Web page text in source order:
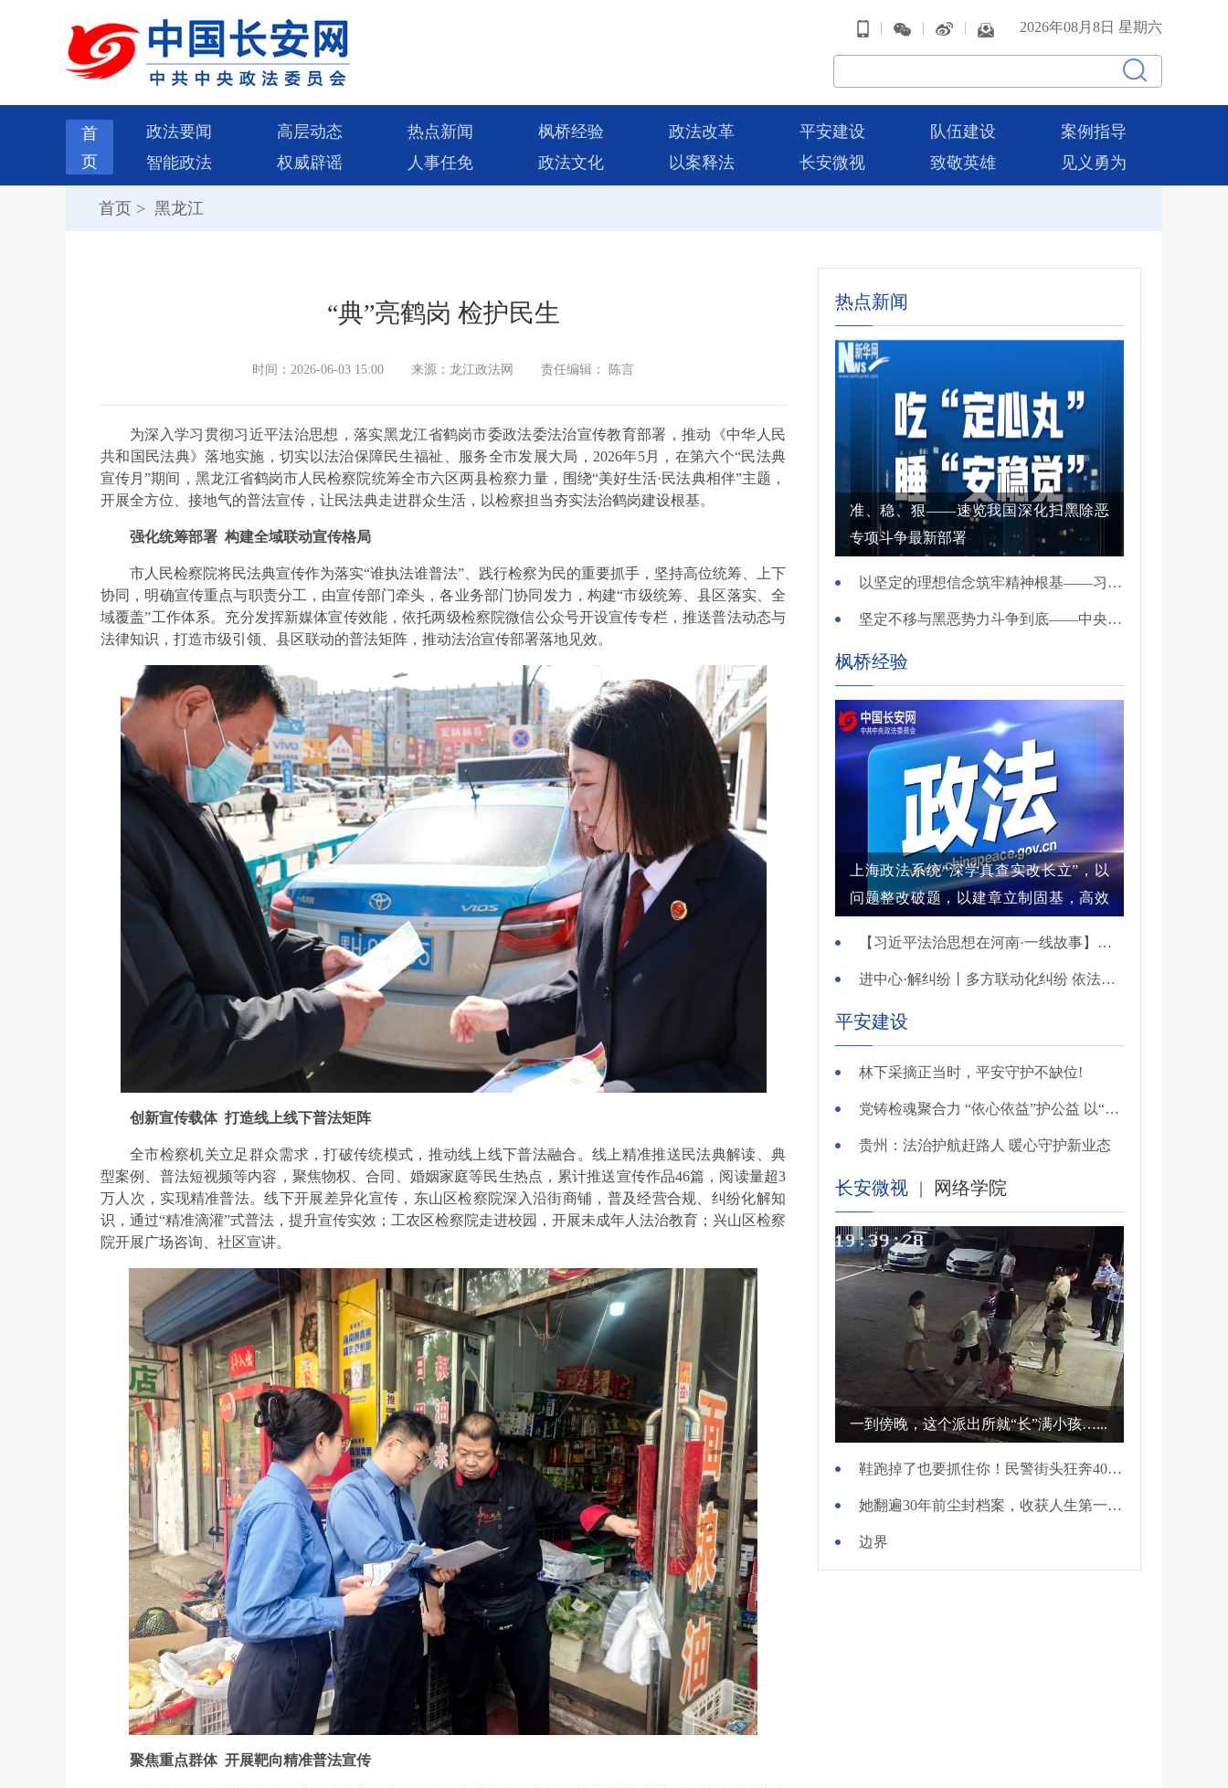
| | | 2026年08月8日 星期六
首
页
政法要闻 高层动态 热点新闻 枫桥经验 政法改革 平安建设 队伍建设
案例指导
智能政法
权威辟谣 人事任免 政法文化 以案释法 长安微视 致敬英雄 见义勇为
首页 > 黑龙江
“典”亮鹤岗 检护民生
时间：2026-06-03 15:00 来源：龙江政法网 责任编辑： 陈言
为深入学习贯彻习近平法治思想，落实黑龙江省鹤岗市委政法委法治宣传教育部署，推动《中华人民
共和国民法典》落地实施，切实以法治保障民生福祉、服务全市发展大局，2026年5月，在第六个“民法典
宣传月”期间，黑龙江省鹤岗市人民检察院统筹全市六区两县检察力量，围绕“美好生活·民法典相伴”主题，
开展全方位、接地气的普法宣传，让民法典走进群众生活，以检察担当夯实法治鹤岗建设根基。
强化统筹部署 构建全域联动宣传格局
市人民检察院将民法典宣传作为落实“谁执法谁普法”、践行检察为民的重要抓手，坚持高位统筹、上下
协同，明确宣传重点与职责分工，由宣传部门牵头，各业务部门协同发力，构建“市级统筹、县区落实、全
域覆盖”工作体系。充分发挥新媒体宣传效能，依托两级检察院微信公众号开设宣传专栏，推送普法动态与
法律知识，打造市级引领、县区联动的普法矩阵，推动法治宣传部署落地见效。
创新宣传载体 打造线上线下普法矩阵
全市检察机关立足群众需求，打破传统模式，推动线上线下普法融合。线上精准推送民法典解读、典
型案例、普法短视频等内容，聚焦物权、合同、婚姻家庭等民生热点，累计推送宣传作品46篇，阅读量超3
万人次，实现精准普法。线下开展差异化宣传，东山区检察院深入沿街商铺，普及经营合规、纠纷化解知
识，通过“精准滴灌”式普法，提升宣传实效；工农区检察院走进校园，开展未成年人法治教育；兴山区检察
院开展广场咨询、社区宣讲。
聚焦重点群体 开展靶向精准普法宣传
热点新闻
准、稳、狠——速览我国深化扫黑除恶
专项斗争最新部署
以坚定的理想信念筑牢精神根基——习近平党建思想理论品格系列述评之一
坚定不移与黑恶势力斗争到底——中央政法委负责同志就开展深化扫黑除恶专项斗争有关问题答记者问
枫桥经验
上海政法系统“深学真查实改长立”，以
问题整改破题，以建章立制固基，高效
【习近平法治思想在河南·一线故事】河南省新乡市红旗区：高能效治理的“洪门密码”
进中心·解纠纷丨多方联动化纠纷 依法调解护农耕
平安建设
林下采摘正当时，平安守护不缺位!
党铸检魂聚合力 “依心依益”护公益 以“四融”路径引领多元共治
贵州：法治护航赶路人 暖心守护新业态
长安微视 | 网络学院
一到傍晚，这个派出所就“长”满小孩…...
鞋跑掉了也要抓住你！民警街头狂奔400米擒贼
她翻遍30年前尘封档案，收获人生第一面锦旗
边界